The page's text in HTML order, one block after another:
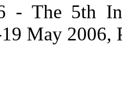
- The 5th
May 2006,